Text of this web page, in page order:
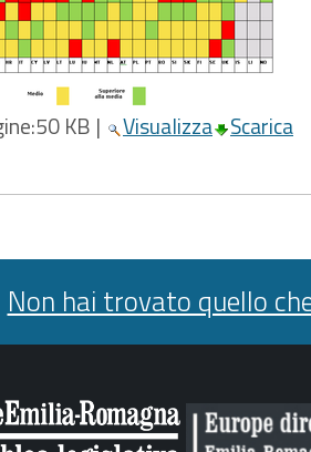
50 KB | Visualizza Scarica
facebook
twitter
Non hai trovato quello